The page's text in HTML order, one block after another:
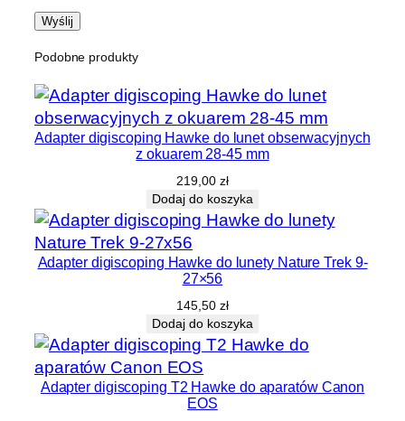
Podobne produkty
Adapter digiscoping Hawke do lunet obserwacyjnych
z okuarem 28-45 mm
219,00 zł
Dodaj do koszyka
Adapter digiscoping Hawke do lunety Nature Trek 9-
27×56
145,50 zł
Dodaj do koszyka
Adapter digiscoping T2 Hawke do aparatów Canon
EOS